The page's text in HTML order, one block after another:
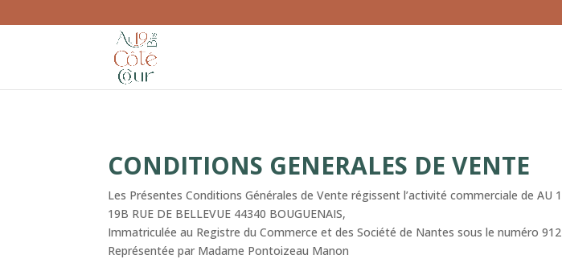
CONDITIONS GENERALES DE VENTE
Les Présentes Conditions Générales de Vente régissent l’activité commerciale de AU
19B RUE DE BELLEVUE 44340 BOUGUENAIS,
Immatriculée au Registre du Commerce et des Société de Nantes sous le numéro
Représentée par Madame Pontoizeau Manon